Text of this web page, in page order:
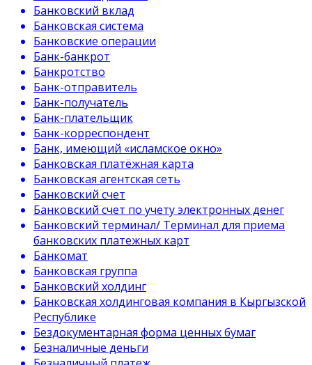
Банковский вклад
Банковская система
Банковские операции
Банк-банкрот
Банкротство
Банк-отправитель
Банк-получатель
Банк-плательщик
Банк-корреспондент
Банк, имеющий «исламское окно»
Банковская платёжная карта
Банковская агентская сеть
Банковский счет
Банковский счет по учету электронных денег
Банковский терминал/ Терминал для приема
банковских платежных карт
Банкомат
Банковская группа
Банковский холдинг
Банковская холдинговая компания в Кыргызской
Республике
Бездокументарная форма ценных бумаг
Безналичные деньги